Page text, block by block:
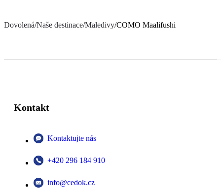
Dovolená/Naše destinace/Maledivy/COMO Maalifushi
Kontakt
Kontaktujte nás
+420 296 184 910
info@cedok.cz